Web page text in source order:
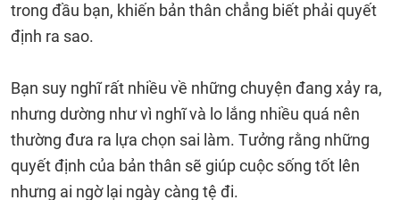
trong đầu bạn, khiến bản thân chẳng biết phải quyết
định ra sao.
Bạn suy nghĩ rất nhiều về những chuyện đang xảy ra,
nhưng dường như vì nghĩ và lo lắng nhiều quá nên
thường đưa ra lựa chọn sai làm. Tưởng rằng những
quyết định của bản thân sẽ giúp cuộc sống tốt lên
nhưng ai ngờ lại ngày càng tệ đi.